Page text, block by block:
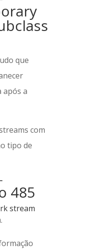
que
após a
com
tipo de
485
stream